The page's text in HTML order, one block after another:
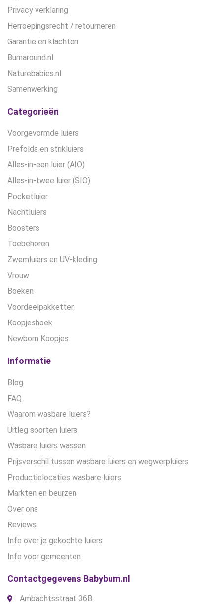
Privacy verklaring
Herroepingsrecht / retourneren
Garantie en klachten
Bumaround.nl
Naturebabies.nl
Samenwerking
Categorieën
Voorgevormde luiers
Prefolds en strikluiers
Alles-in-een luier (AIO)
Alles-in-twee luier (SIO)
Pocketluier
Nachtluiers
Boosters
Toebehoren
Zwemluiers en UV-kleding
Vrouw
Boeken
Voordeelpakketten
Koopjeshoek
Newborn Koopjes
Informatie
Blog
FAQ
Waarom wasbare luiers?
Uitleg soorten luiers
Wasbare luiers wassen
Prijsverschil tussen wasbare luiers en wegwerpluiers
Productielocaties wasbare luiers
Markten en beurzen
Over ons
Reviews
Info over je gekochte luiers
Info voor gemeenten
Contactgegevens Babybum.nl
Ambachtsstraat 36B